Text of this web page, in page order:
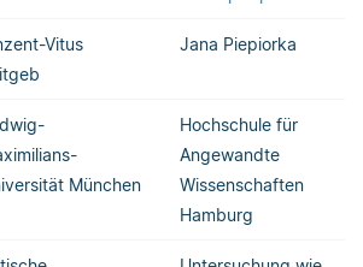
Vitus
Jana Piepiorka
München
Hochschule für
Angewandte
Wissenschaften
Hamburg